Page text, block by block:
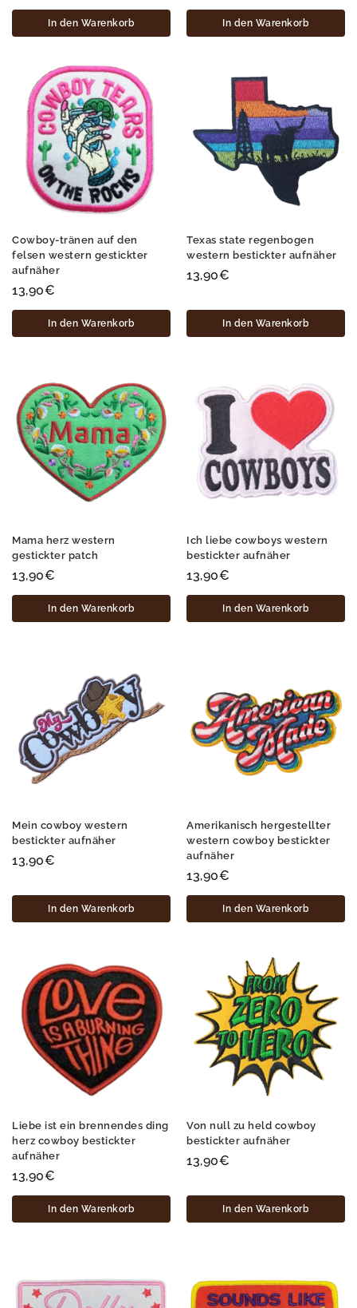
In den Warenkorb In den Warenkorb
Cowboy-tränen auf den
felsen western gestickter
aufnäher
13,90€
In den Warenkorb
Texas state regenbogen
western bestickter aufnäher
13,90€
In den Warenkorb
Mama herz western
gestickter patch
13,90€
In den Warenkorb
Ich liebe cowboys western
bestickter aufnäher
13,90€
In den Warenkorb
Mein cowboy western
bestickter aufnäher
13,90€
In den Warenkorb
Amerikanisch hergestellter
western cowboy bestickter
aufnäher
13,90€
In den Warenkorb
Liebe ist ein brennendes ding
herz cowboy bestickter
aufnäher
13,90€
In den Warenkorb
Von null zu held cowboy
bestickter aufnäher
13,90€
In den Warenkorb